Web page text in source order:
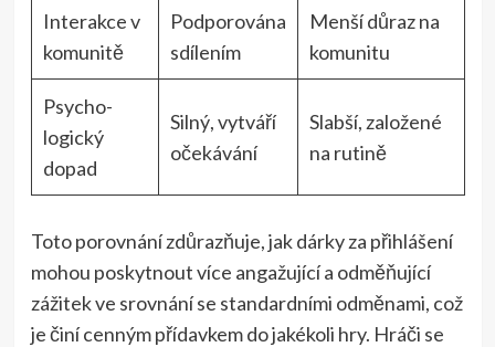
Interakce v
komunitě
Podporována
sdílením
Menší důraz na
komunitu
Psycho-
logický
dopad
Silný, vytváří
očekávání
Slabší, založené
na rutině
Toto porovnání zdůrazňuje, jak dárky za přihlášení
mohou poskytnout více angažující a odměňující
zážitek ve srovnání se standardními odměnami, což
je činí cenným přídavkem do jakékoli hry. Hráči se